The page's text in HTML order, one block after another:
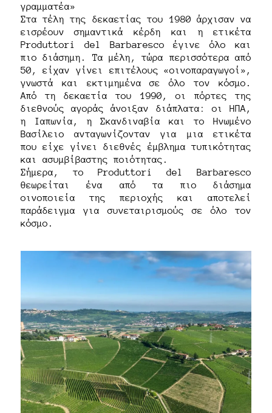
γραμματέα»
Στα τέλη της δεκαετίας του 1980 άρχισαν να
εισρέουν σημαντικά κέρδη και η ετικέτα
Produttori del Barbaresco έγινε όλο και
πιο διάσημη. Τα μέλη, τώρα περισσότερα από
50, είχαν γίνει επιτέλους «οινοπαραγωγοί»,
γνωστά και εκτιμημένα σε όλο τον κόσμο.
Από τη δεκαετία του 1990, οι πόρτες της
διεθνούς αγοράς άνοιξαν διάπλατα: οι ΗΠΑ,
η Ιαπωνία, η Σκανδιναβία και το Ηνωμένο
Βασίλειο ανταγωνίζονταν για μια ετικέτα
που είχε γίνει διεθνές έμβλημα τυπικότητας
και ασυμβίβαστης ποιότητας.
Σήμερα, το Produttori del Barbaresco
θεωρείται ένα από τα πιο διάσημα
οινοποιεία της περιοχής και αποτελεί
παράδειγμα για συνεταιρισμούς σε όλο τον
κόσμο.